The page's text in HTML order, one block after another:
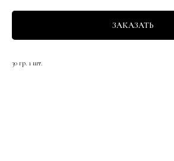
ЗАКАЗАТЬ
30 гр. 1 шт.